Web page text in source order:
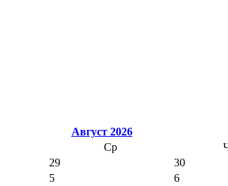
Август 2026
Ср
29 30
5 6